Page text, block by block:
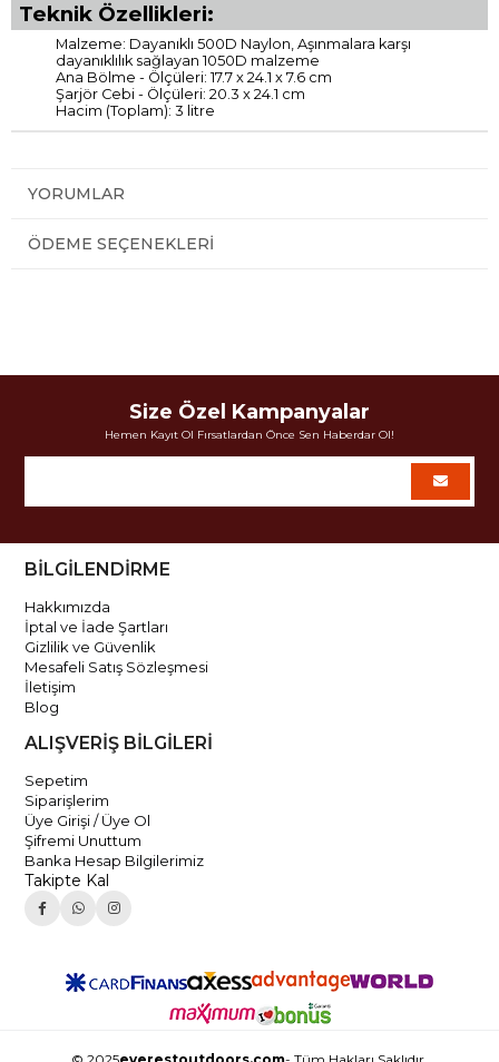
Teknik Özellikleri:
Malzeme: Dayanıklı 500D Naylon, Aşınmalara karşı
dayanıklılık sağlayan 1050D malzeme
Ana Bölme - Ölçüleri: 17.7 x 24.1 x 7.6 cm
Şarjör Cebi - Ölçüleri: 20.3 x 24.1 cm
Hacim (Toplam): 3 litre
YORUMLAR
ÖDEME SEÇENEKLERI
Size Özel Kampanyalar
Hemen Kayıt Ol Fırsatlardan Önce Sen Haberdar Ol!
BİLGİLENDİRME
Hakkımızda
İptal ve İade Şartları
Gizlilik ve Güvenlik
Mesafeli Satış Sözleşmesi
İletişim
Blog
ALIŞVERİŞ BİLGİLERİ
Sepetim
Siparişlerim
Üye Girişi / Üye Ol
Şifremi Unuttum
Banka Hesap Bilgilerimiz
Takipte Kal